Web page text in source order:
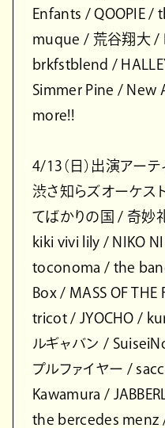
Enfants / QOOPIE
muque / 荒谷翔大
brkfstblend /
Simmer Pine /
more!!
4/13（日）出演アーテ
渋さ知らズオーケス
てばかりの国 / 奇妙
kiki vivi lily / NIKO
toconoma / the
Box / MASS OF THE
tricot / JYOCHO /
ルギャバン /
プルファイヤー /
Kawamura /
the bercedes menz